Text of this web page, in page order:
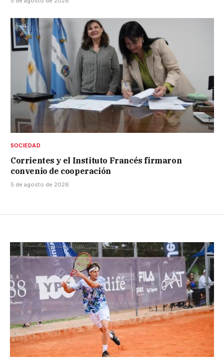
SOCIEDAD
Corrientes y el Instituto Francés firmaron
convenio de cooperación
5 de agosto de 2026